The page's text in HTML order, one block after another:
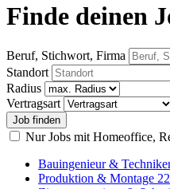
Finde deinen
Beruf, Stichwort, Firma
Standort
Radius
Vertragsart
Nur Jobs mit Homeoffice,
Bauingenieur &
Produktion & Montage